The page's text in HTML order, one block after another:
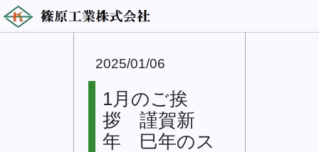
2025/01/06
1月のご挨
拶 謹賀新
年 巳年のス